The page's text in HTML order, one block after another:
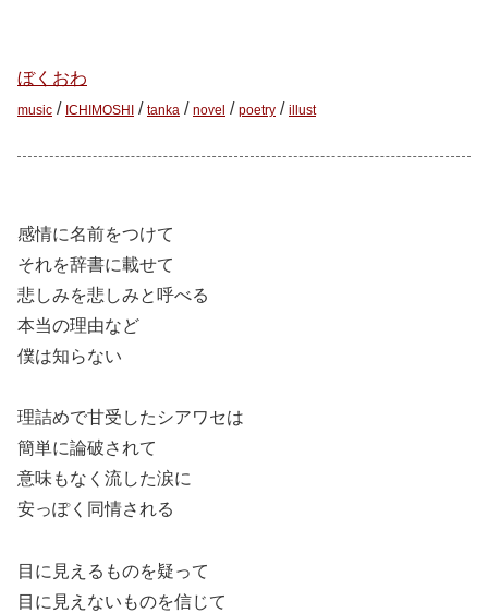
ぼくおわ
music / ICHIMOSHI / tanka / novel / poetry / illust
感情に名前をつけて
それを辞書に載せて
悲しみを悲しみと呼べる
本当の理由など
僕は知らない
理詰めで甘受したシアワセは
簡単に論破されて
意味もなく流した涙に
安っぽく同情される
目に見えるものを疑って
目に見えないものを信じて